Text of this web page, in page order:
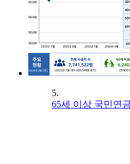
5.
65세 이상 국민연